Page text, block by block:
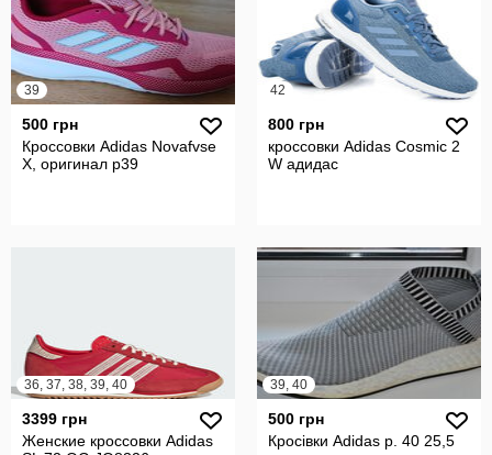
39
500 грн
Кроссовки Adidas Novafvse
X, оригинал р39
42
800 грн
кроссовки Adidas Cosmic 2
W адидас
36, 37, 38, 39, 40
3399 грн
Женские кроссовки Adidas
39, 40
500 грн
Кросівки Adidas р. 40 25,5